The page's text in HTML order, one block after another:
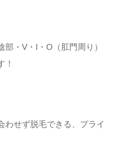
・V・I・O（肛門周り）
！
せず脱毛できる、プライ